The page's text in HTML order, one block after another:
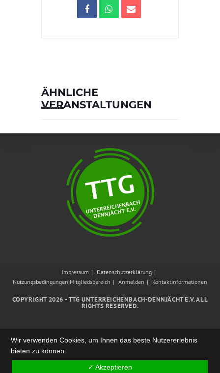
ÄHNLICHE
VERANSTALTUNGEN
Impressum
Datenschutzerklärung
Nutzungsbedingungen Mitgliedsbereich
Anmelden Kontaktinformationen
COPYRIGHT 2026 - TTG UNTERREICHENBACH-DENNJÄCHT E.V. ALL
RIGHTS RESERVED.
Wir verwenden Cookies, um Ihnen das beste Nutzererlebnis
bieten zu können.
✓ Akzeptieren